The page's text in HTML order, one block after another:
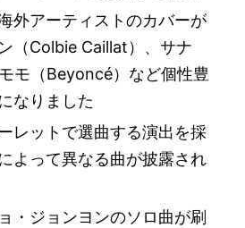
外アーティストのカバーが
（Colbie Caillat）、サナ
モ（Beyoncé）など個性豊
なりました
レットで選曲する演出を採
よって異なる曲が披露され
・ジョンヨンのソロ曲が刷